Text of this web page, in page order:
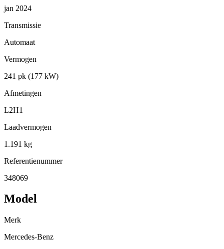
jan 2024
Transmissie
Automaat
Vermogen
241 pk (177 kW)
Afmetingen
L2H1
Laadvermogen
1.191 kg
Referentienummer
348069
Model
Merk
Mercedes-Benz